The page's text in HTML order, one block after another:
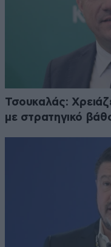
Τσουκαλάς:
με στρατηγικό